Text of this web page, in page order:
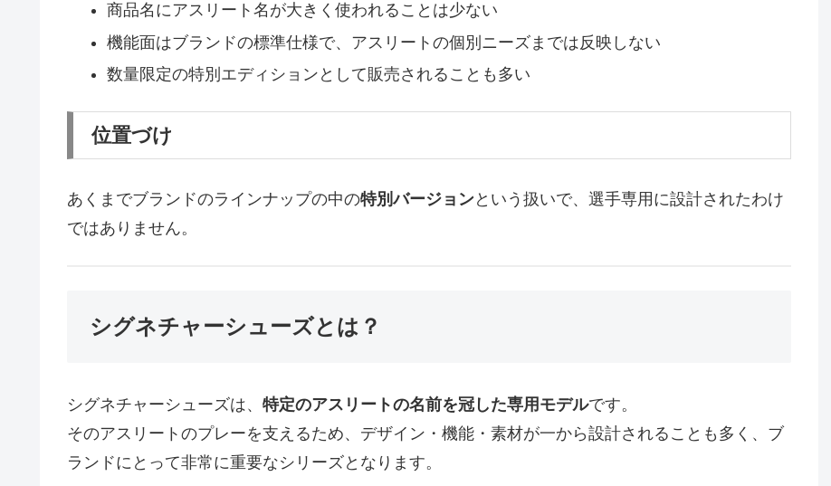
商品名にアスリート名が大きく使われることは少ない
機能面はブランドの標準仕様で、アスリートの個別ニーズまでは反映しない
数量限定の特別エディションとして販売されることも多い
位置づけ
あくまでブランドのラインナップの中の特別バージョンという扱いで、選手専用に設計されたわけ
ではありません。
シグネチャーシューズとは？
シグネチャーシューズは、 特定のアスリートの名前を冠した専用モデルです。
そのアスリートのプレーを支えるため、デザイン・機能・素材が一から設計されることも多く、ブ
ランドにとって非常に重要なシリーズとなります。